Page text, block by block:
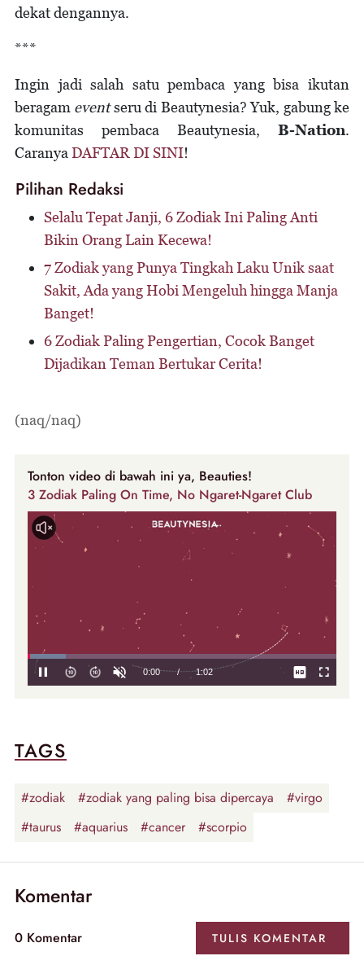
dekat dengannya.
***
Ingin jadi salah satu pembaca yang bisa ikutan
beragam eventseru di Beautynesia? Yuk, gabung ke
komunitas pembaca Beautynesia, B-Nation.
CaranyaDAFTAR DI SINI!
Pilihan Redaksi
Selalu Tepat Janji, 6 Zodiak Ini Paling Anti
Bikin Orang Lain Kecewa!
7 Zodiak yang Punya Tingkah Laku Unik saat
Sakit, Ada yang Hobi Mengeluh hingga Manja
Banget!
6 Zodiak Paling Pengertian, Cocok Banget
Dijadikan Teman Bertukar Cerita!
(naq/naq)
Tonton video di bawah ini ya, Beauties!
3 Zodiak Paling On Time, No Ngaret-Ngaret Club
TAGS
#zodiak #zodiak yang paling bisa dipercaya
#virgo
#taurus
#aquarius #cancer #scorpio
Komentar
0 Komentar TULIS KOMENTAR